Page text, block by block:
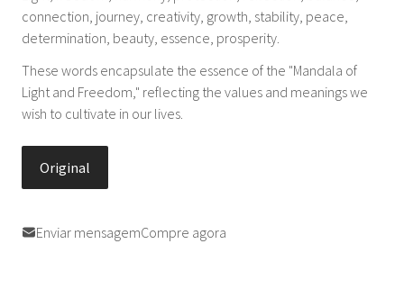
connection, journey, creativity, growth, stability, peace,
determination, beauty, essence, prosperity.
These words encapsulate the essence of the "Mandala of
Light and Freedom," reflecting the values ​​and meanings we
wish to cultivate in our lives.
Original
Enviar mensagemCompre agora